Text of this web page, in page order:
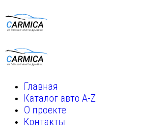
Главная
Каталог авто A-Z
О проекте
Контакты